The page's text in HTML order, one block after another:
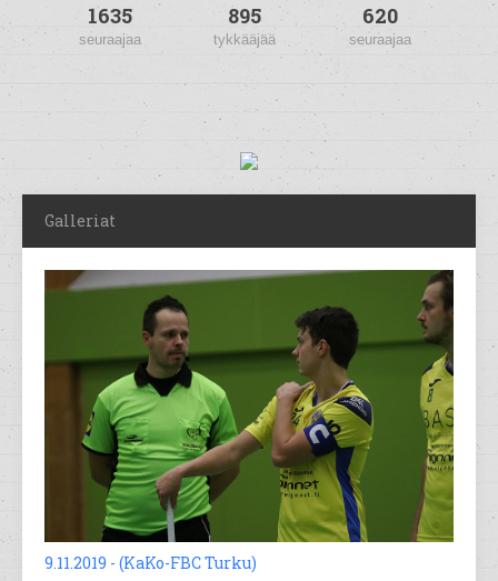
1635
seuraajaa
895
tykkääjää
620
seuraajaa
Galleriat
9.11.2019 - (KaKo-FBC Turku)